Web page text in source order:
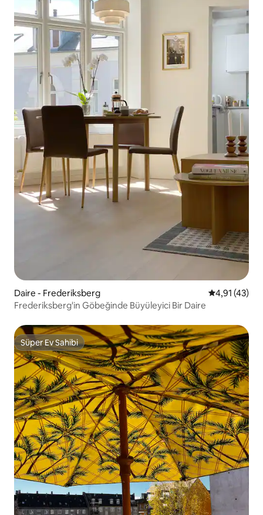
Daire - Frederiksberg 5 üzerinden
4,91 (43)
Frederiksberg'in Göbeğinde Büyüleyici Bir Daire
Süper Ev Sahibi
Süper Ev Sahibi